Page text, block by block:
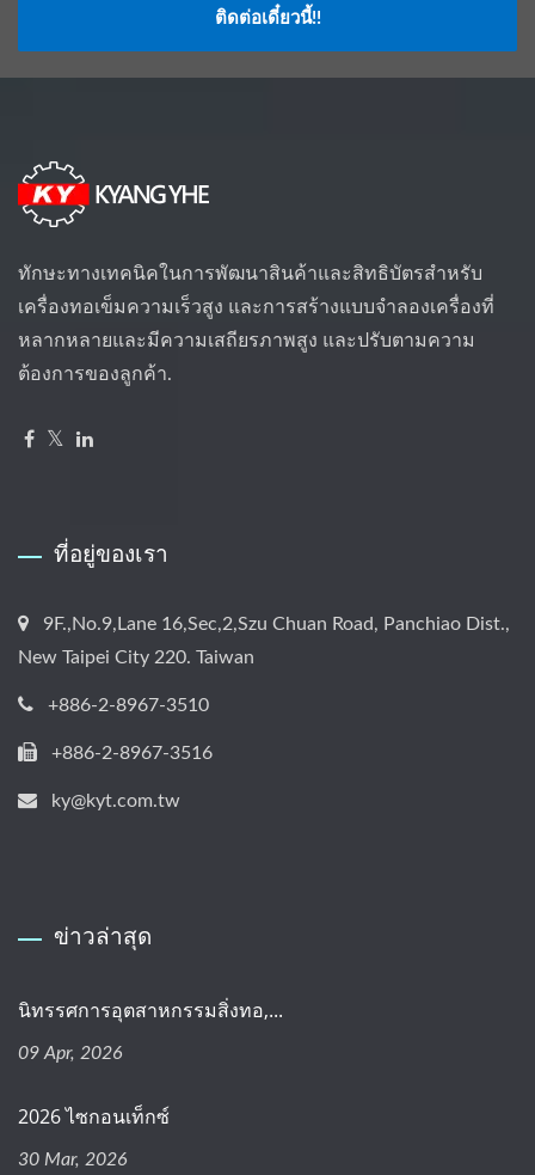
ติดต่อเดี๋ยวนี้!!
ทักษะทางเทคนิคในการพัฒนาสินค้าและสิทธิบัตรสำหรับ
เครื่องทอเข็มความเร็วสูง และการสร้างแบบจำลองเครื่องที่
หลากหลายและมีความเสถียรภาพสูง และปรับตามความ
ต้องการของลูกค้า.
ที่อยู่ของเรา
9F.,No.9,Lane 16,Sec,2,Szu Chuan Road, Panchiao Dist.,
New Taipei City 220. Taiwan
+886-2-8967-3510
+886-2-8967-3516
ky@kyt.com.tw
ข่าวล่าสุด
นิทรรศการอุตสาหกรรมสิ่งทอ,...
09 Apr, 2026
2026 ไซกอนเท็กซ์
30 Mar, 2026